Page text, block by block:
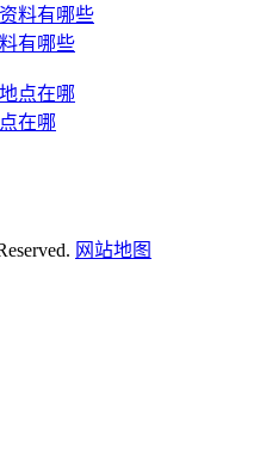
有哪些
在哪
网站地图